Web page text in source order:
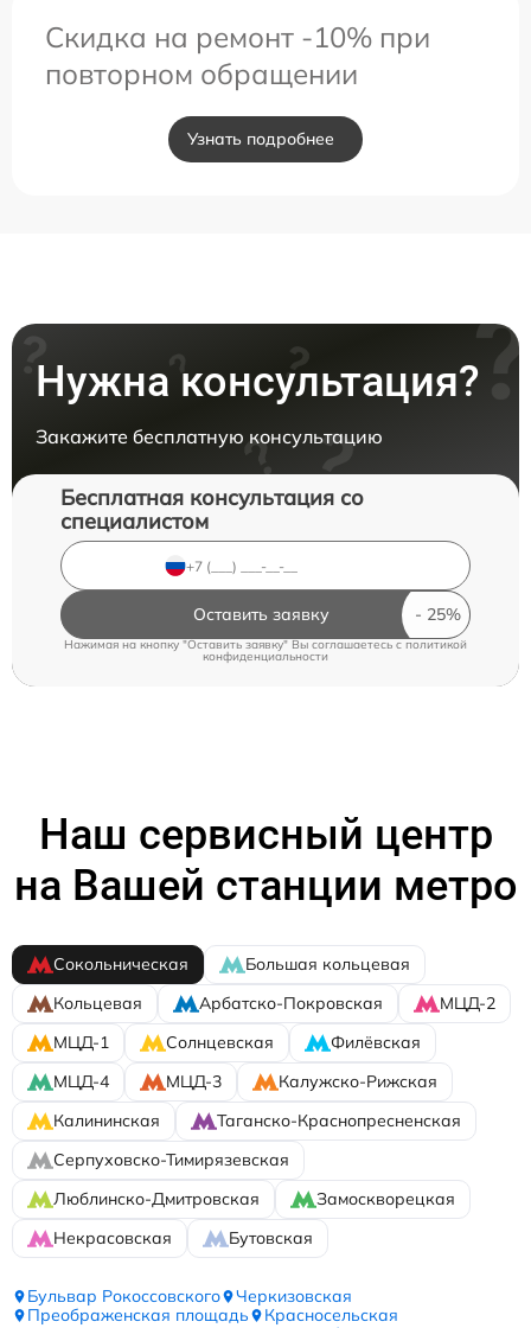
Скидка на ремонт -10% при
повторном обращении
Узнать подробнее
Нужна консультация?
Закажите бесплатную консультацию
Бесплатная консультация со
специалистом
Оставить заявку
Нажимая на кнопку "Оставить заявку" Вы соглашаетесь c политикой
конфиденциальности
Наш сервисный центр
на Вашей станции метро
Сокольническая
Большая кольцевая
Кольцевая
Арбатско-Покровская
МЦД-2
МЦД-1
Солнцевская
Филёвская
МЦД-4
МЦД-3
Калужско-Рижская
Калининская
Таганско-Краснопресненская
Серпуховско-Тимирязевская
Люблинско-Дмитровская
Замоскворецкая
Некрасовская
Бутовская
Бульвар Рокоссовского
Черкизовская
Преображенская площадь
Красносельская